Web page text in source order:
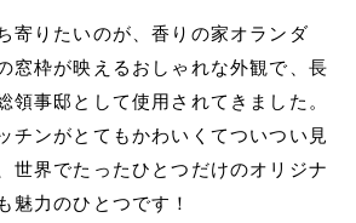
寄りたいのが、香りの家オランダ
窓枠が映えるおしゃれな外観で、長
領事邸として使用されてきました。
チンがとてもかわいくてついつい見
世界でたったひとつだけのオリジナ
魅力のひとつです！